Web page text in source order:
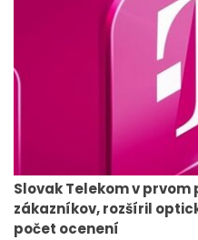
Slovak Telekom v
zákazníkov, rozšíril
počet ocenení